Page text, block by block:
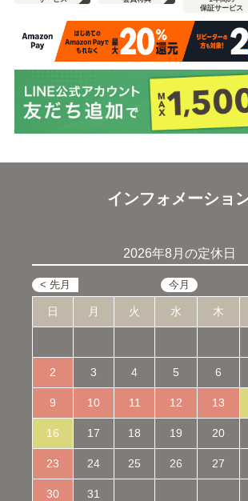
保証サービス
インフォメーショ
2026年8月の定休日
日 月 火 水 木
2 3 4 5 6
9 10 11 12 13
16 17 18 19 20
23 24 25 26 27
30 31